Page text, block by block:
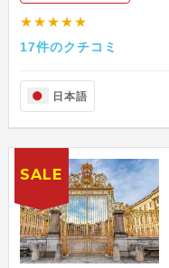
★★★★★
17件のクチコミ
日本語
SALE